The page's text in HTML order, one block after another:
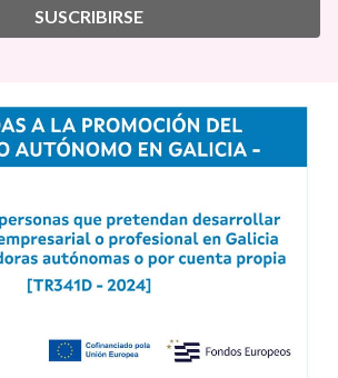
SUSCRIBIRSE